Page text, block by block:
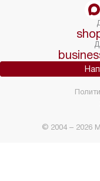
© 2004 – 2026